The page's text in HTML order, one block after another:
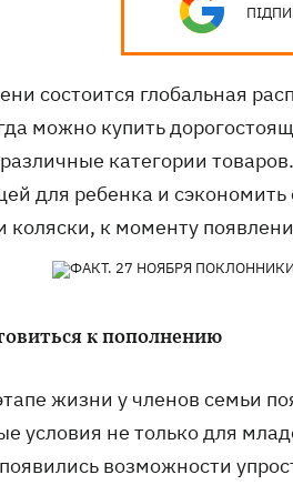
состоится глобальная
можно купить
категории
для ребенка и
коляски, к моменту
к пополнению
жизни у членов семьи
условия не только для
возможности